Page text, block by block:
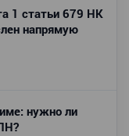
1 статьи 679 НК
напрямую
нужно ли